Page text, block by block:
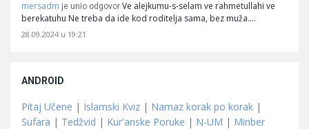
mersadm je unio odgovor Ve alejkumu-s-selam ve rahmetullahi ve
berekatuhu Ne treba da ide kod roditelja sama, bez muža.…
28.09.2024 u 19:21
ANDROID
Pitaj Učene | Islamski Kviz | Namaz korak po korak |
Sufara | Tedžvid | Kur'anske Poruke | N-UM | Minber